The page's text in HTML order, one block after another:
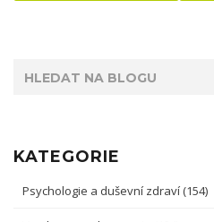
KATEGORIE
Psychologie a duševní zdraví (154)